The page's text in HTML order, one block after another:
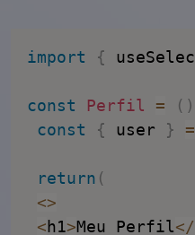
import {
const Perfil = ( )
const
{ user } =
return (
<>
<h1>Meu Perfil</